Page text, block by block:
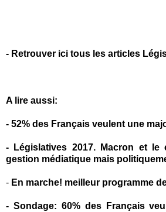
- Retrouver ici tous les articles
A lire aussi:
- 52% des Français veulent une
-
Législatives 2017. Macron et le
gestion médiatique mais
- En marche! meilleur programme
- Sondage: 60% des Français